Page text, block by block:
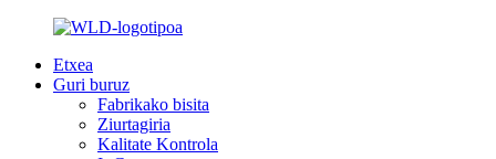
Etxea
Guri buruz
Fabrikako bisita
Ziurtagiria
Kalitate Kontrola